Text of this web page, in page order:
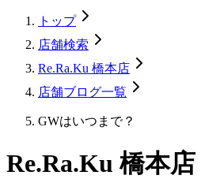
トップ
店舗検索
Re.Ra.Ku 橋本店
店舗ブログ一覧
GWはいつまで？
Re.Ra.Ku 橋本店